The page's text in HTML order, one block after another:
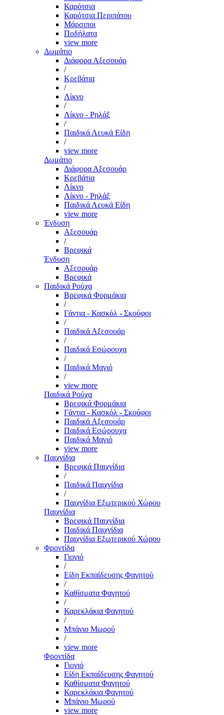
Καρότσια
Καρότσια Περιπάτου
Μάρσιποι
Ποδήλατα
view more
Δωμάτιο
Διάφορα Αξεσουάρ
/
Κρεβάτια
/
Λίκνο
/
Λίκνο - Ρηλάξ
/
Παιδικά Λευκά Είδη
/
view more
Δωμάτιο
Διάφορα Αξεσουάρ
Κρεβάτια
Λίκνο
Λίκνο - Ρηλάξ
Παιδικά Λευκά Είδη
view more
Ένδυση
Αξεσουάρ
/
Βρεφικά
Ένδυση
Αξεσουάρ
Βρεφικά
Παιδικά Ρούχα
Βρεφικά Φορμάκια
/
Γάντια - Κασκόλ - Σκούφοι
/
Παιδικά Αξεσουάρ
/
Παιδικά Εσώρουχα
/
Παιδικά Μαγιό
/
view more
Παιδικά Ρούχα
Βρεφικά Φορμάκια
Γάντια - Κασκόλ - Σκούφοι
Παιδικά Αξεσουάρ
Παιδικά Εσώρουχα
Παιδικά Μαγιό
view more
Παιχνίδια
Βρεφικά Παιχνίδια
/
Παιδικά Παιχνίδια
/
Παιχνίδια Εξωτερικού Χώρου
Παιχνίδια
Βρεφικά Παιχνίδια
Παιδικά Παιχνίδια
Παιχνίδια Εξωτερικού Χώρου
Φροντίδα
Γιογιό
/
Είδη Εκπαίδευσης Φαγητού
/
Καθίσματα Φαγητού
/
Καρεκλάκια Φαγητού
/
Μπάνιο Μωρού
/
view more
Φροντίδα
Γιογιό
Είδη Εκπαίδευσης Φαγητού
Καθίσματα Φαγητού
Καρεκλάκια Φαγητού
Μπάνιο Μωρού
view more